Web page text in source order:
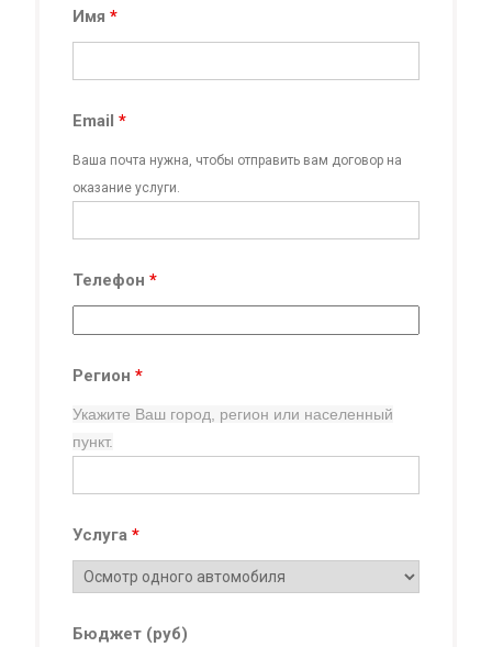
Имя *
Email *
Ваша почта нужна, чтобы отправить вам договор на
оказание услуги.
Телефон *
Регион *
Укажите Ваш город, регион или населенный
пункт.
Услуга *
Бюджет (руб)